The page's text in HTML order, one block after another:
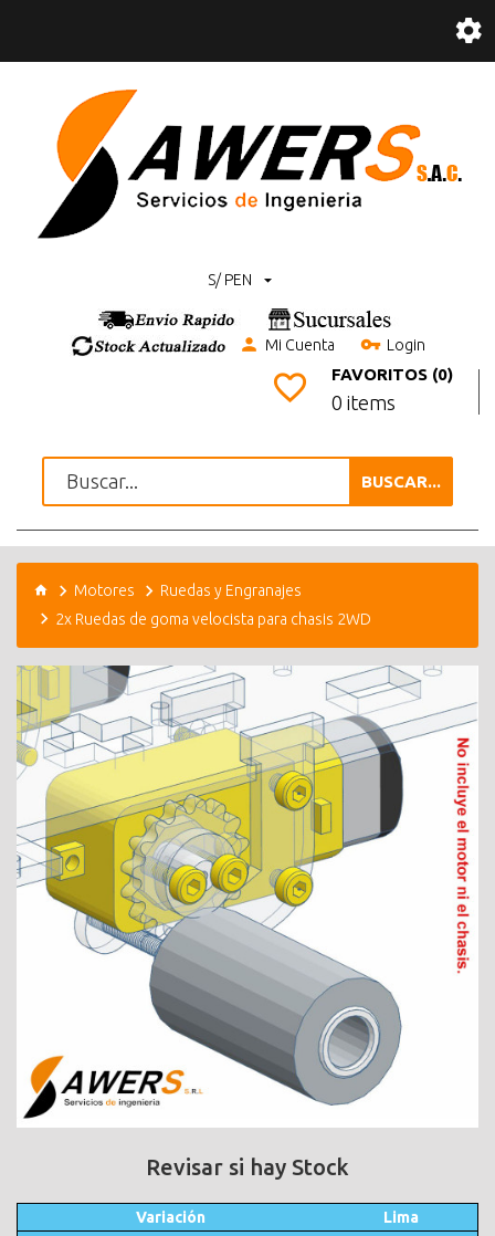
S/ PEN
Mi Cuenta Login
FAVORITOS (0)
0 items
BUSCAR...
Motores
Ruedas y Engranajes
2x Ruedas de goma velocista para chasis 2WD
Revisar si hay Stock
Variación Lima